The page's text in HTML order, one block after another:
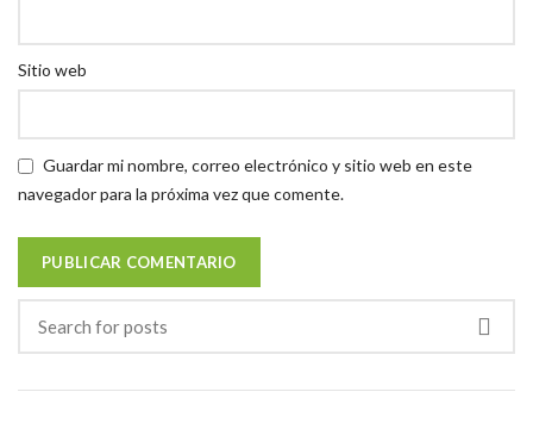
Sitio web
Guardar mi nombre, correo electrónico y sitio web en este
navegador para la próxima vez que comente.